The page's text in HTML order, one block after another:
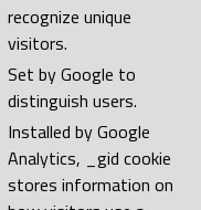
recognize unique
visitors.
Set by Google to
distinguish users.
Installed by Google
Analytics, _gid cookie
stores information on